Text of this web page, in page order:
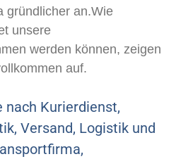
gründlicher an.Wie
unsere
werden können, zeigen
auf.
nach Kurierdienst,
Versand, Logistik und